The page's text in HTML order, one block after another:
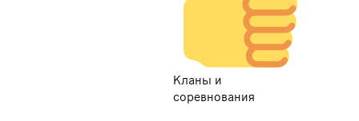
Кланы и
соревнования